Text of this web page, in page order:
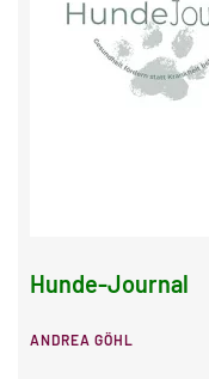
Hunde-Journal
ANDREA GÖHL